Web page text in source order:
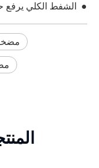
● الشفط الكلي يرفع حتى 8